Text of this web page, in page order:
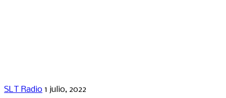
SLT Radio 1 julio, 2022